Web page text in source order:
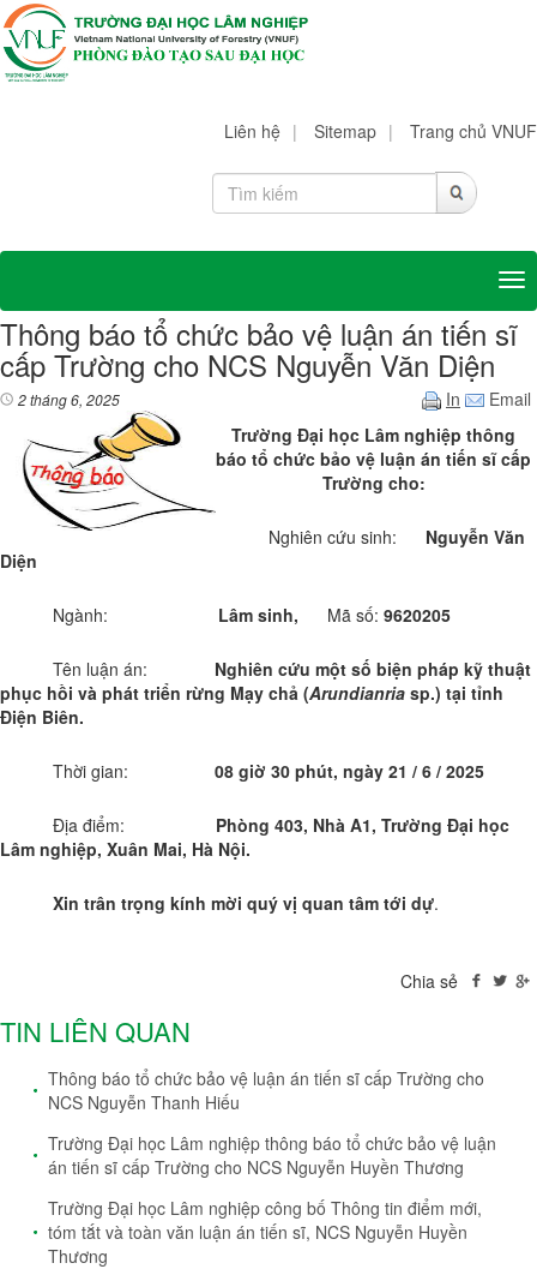
Liên hệ | Sitemap | Trang chủ VNUF
Thông báo tổ chức bảo vệ luận án tiến sĩ
cấp Trường cho NCS Nguyễn Văn Diện
2 tháng 6, 2025 In
Email
Trường Đại học Lâm nghiệp thông
báo tổ chức bảo vệ luận án tiến sĩ cấp
Trường cho:
Nghiên cứu sinh: Nguyễn Văn
Diện
Ngành: Lâm sinh, Mã số: 9620205
Tên luận án: Nghiên cứu một số biện pháp kỹ thuật
phục hồi và phát triển rừng Mạy chả (Arundianria sp.) tại tỉnh
Điện Biên.
Thời gian: 08 giờ 30 phút, ngày 21 / 6 / 2025
Địa điểm: Phòng 403, Nhà A1, Trường Đại học
Lâm nghiệp, Xuân Mai, Hà Nội.
Xin trân trọng kính mời quý vị quan tâm tới dự.
Chia sẻ
TIN LIÊN QUAN
Thông báo tổ chức bảo vệ luận án tiến sĩ cấp Trường cho
NCS Nguyễn Thanh Hiếu
Trường Đại học Lâm nghiệp thông báo tổ chức bảo vệ luận
án tiến sĩ cấp Trường cho NCS Nguyễn Huyền Thương
Trường Đại học Lâm nghiệp công bố Thông tin điểm mới,
tóm tắt và toàn văn luận án tiến sĩ, NCS Nguyễn Huyền
Thương